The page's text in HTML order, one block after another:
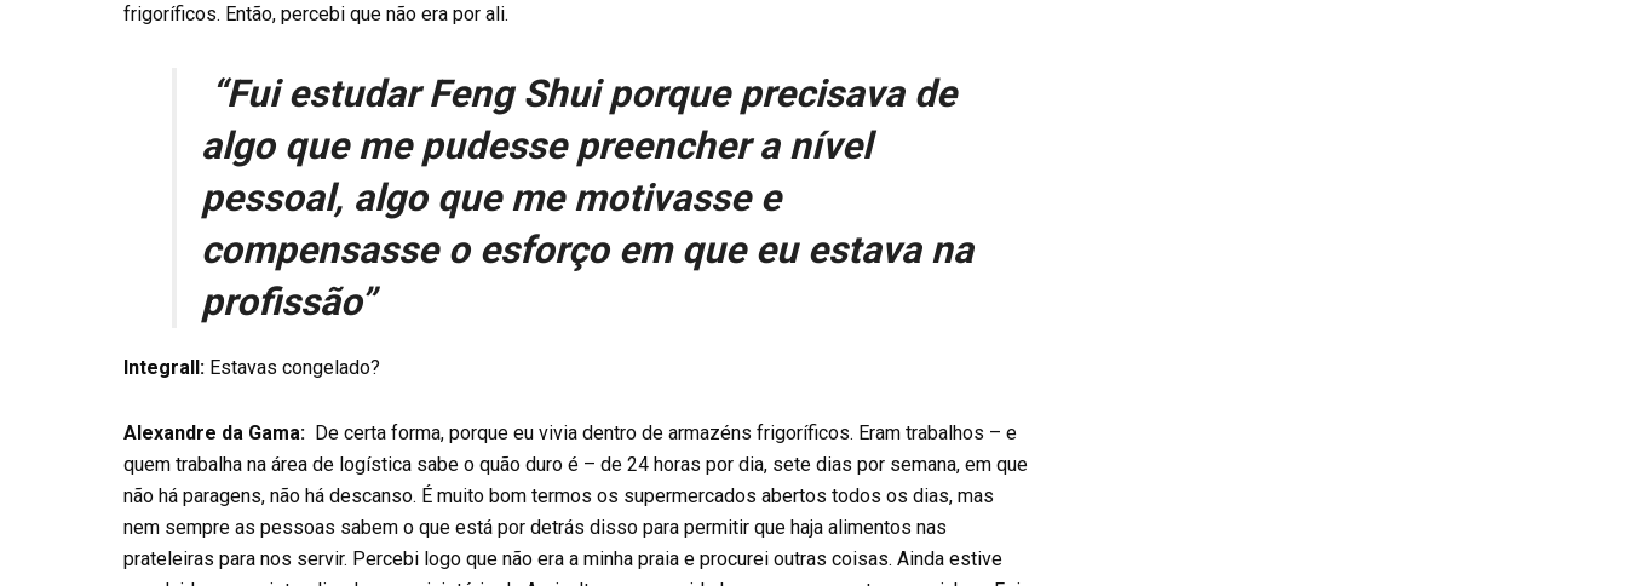
frigoríficos. Então, percebi que não era por ali.
“Fui estudar Feng Shui porque precisava de
algo que me pudesse preencher a nível
pessoal, algo que me motivasse e
compensasse o esforço em que eu estava na
profissão”
Integrall: Estavas congelado?
Alexandre da Gama: De certa forma, porque eu vivia dentro de armazéns frigoríficos. Eram trabalhos – e
quem trabalha na área de logística sabe o quão duro é – de 24 horas por dia, sete dias por semana, em que
não há paragens, não há descanso. É muito bom termos os supermercados abertos todos os dias, mas
nem sempre as pessoas sabem o que está por detrás disso para permitir que haja alimentos nas
prateleiras para nos servir. Percebi logo que não era a minha praia e procurei outras coisas. Ainda estive